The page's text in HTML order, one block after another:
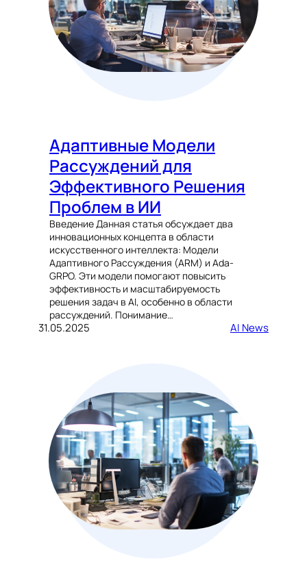
Адаптивные Модели
Рассуждений для
Эффективного Решения
Проблем в ИИ
Введение Данная статья обсуждает два
инновационных концепта в области
искусственного интеллекта: Модели
Адаптивного Рассуждения (ARM) и Ada-
GRPO. Эти модели помогают повысить
эффективность и масштабируемость
решения задач в AI, особенно в области
рассуждений. Понимание…
31.05.2025 AI News